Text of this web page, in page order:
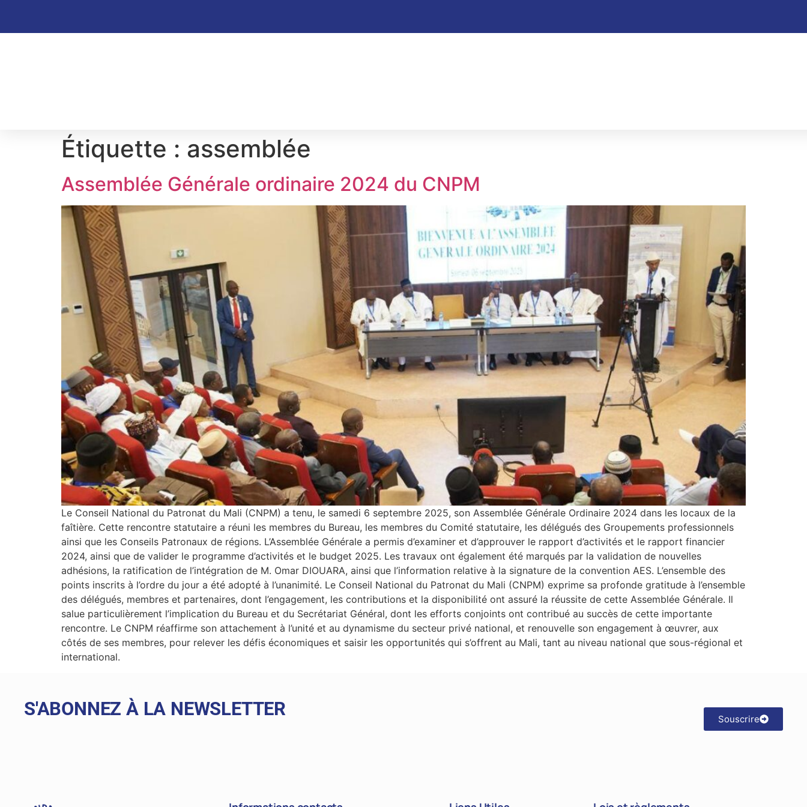
Étiquette : assemblée
Assemblée Générale ordinaire 2024 du CNPM
Le Conseil National du Patronat du Mali (CNPM) a tenu, le samedi 6 septembre 2025, son Assemblée Générale Ordinaire 2024 dans les locaux de la
faîtière. Cette rencontre statutaire a réuni les membres du Bureau, les membres du Comité statutaire, les délégués des Groupements professionnels
ainsi que les Conseils Patronaux de régions. L’Assemblée Générale a permis d’examiner et d’approuver le rapport d’activités et le rapport financier
2024, ainsi que de valider le programme d’activités et le budget 2025. Les travaux ont également été marqués par la validation de nouvelles
adhésions, la ratification de l’intégration de M. Omar DIOUARA, ainsi que l’information relative à la signature de la convention AES. L’ensemble des
points inscrits à l’ordre du jour a été adopté à l’unanimité. Le Conseil National du Patronat du Mali (CNPM) exprime sa profonde gratitude à l’ensemble
des délégués, membres et partenaires, dont l’engagement, les contributions et la disponibilité ont assuré la réussite de cette Assemblée Générale. Il
salue particulièrement l’implication du Bureau et du Secrétariat Général, dont les efforts conjoints ont contribué au succès de cette importante
rencontre. Le CNPM réaffirme son attachement à l’unité et au dynamisme du secteur privé national, et renouvelle son engagement à œuvrer, aux
côtés de ses membres, pour relever les défis économiques et saisir les opportunités qui s’offrent au Mali, tant au niveau national que sous-régional et
international.
S'ABONNEZ À LA NEWSLETTER Souscrire